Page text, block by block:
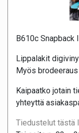
B610c Snapback
Lippalakit
Myös
Kaipaatko jotain
yhteyttä
Tiedustelut tästä